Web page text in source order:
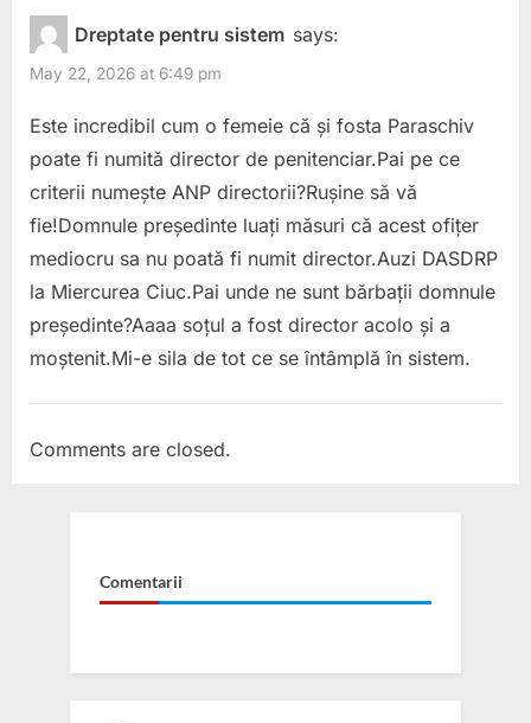
Dreptate pentru sistem says:
May 22, 2026 at 6:49 pm
Este incredibil cum o femeie că și fosta Paraschiv
poate fi numită director de penitenciar.Pai pe ce
criterii numește ANP directorii?Rușine să vă
fie!Domnule președinte luați măsuri că acest ofițer
mediocru sa nu poată fi numit director.Auzi DASDRP
la Miercurea Ciuc.Pai unde ne sunt bărbații domnule
președinte?Aaaa soțul a fost director acolo și a
moștenit.Mi-e sila de tot ce se întâmplă în sistem.
Comments are closed.
Comentarii